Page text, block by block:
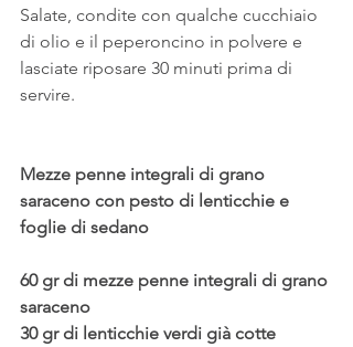
Salate, condite con qualche cucchiaio
di olio e il peperoncino in polvere e
lasciate riposare 30 minuti prima di
servire.
Mezze penne integrali di grano
saraceno con pesto di lenticchie e
foglie di sedano
60 gr di mezze penne integrali di grano
saraceno
30 gr di lenticchie verdi già cotte